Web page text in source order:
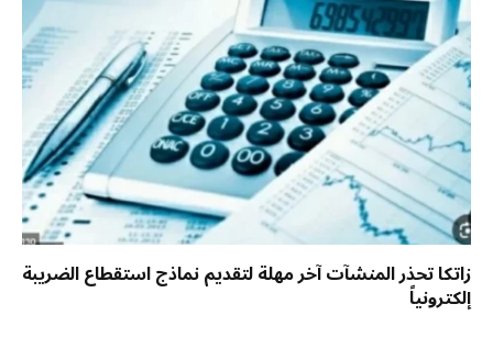
زاتكا تحذر المنشآت آخر مهلة لتقديم نماذج استقطاع الضريبة
إلكترونياً